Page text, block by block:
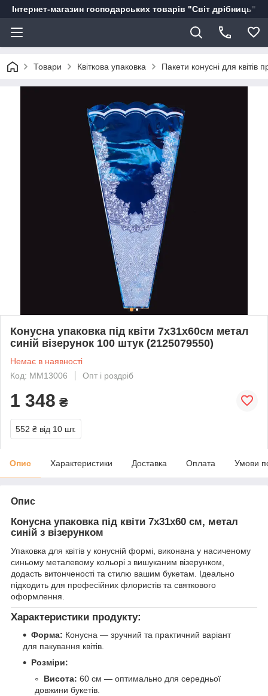
Інтернет-магазин господарських товарів "Світ дрібниць"
Товари Квіткова упаковка Пакети конусні для
Конусна упаковка під квіти 7х31х60см метал
синій візерунок 100 штук (2125079550)
Немає в наявності
Код: ММ13006
Опт і роздріб
1 348 ₴
552 ₴ від 10 шт.
Опис Характеристики Доставка Оплата Умови
Опис
Конусна упаковка під квіти 7х31х60 см, метал
синій з візерунком
Упаковка для квітів у конусній формі, виконана у насиченому
синьому металевому кольорі з вишуканим візерунком,
додасть витонченості та стилю вашим букетам. Ідеально
підходить для професійних флористів та святкового
оформлення.
Характеристики продукту:
Форма: Конусна — зручний та практичний варіант
для пакування квітів.
Розміри:
Висота: 60 см — оптимально для середньої
довжини букетів.